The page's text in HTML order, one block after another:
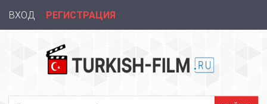
ВХОД РЕГИСТРАЦИЯ